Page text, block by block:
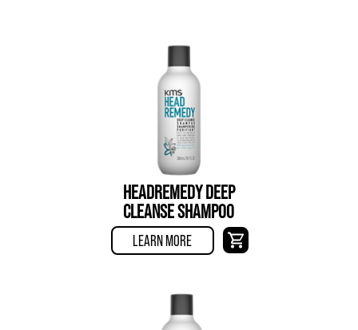
HEADREMEDY DEEP
CLEANSE SHAMPOO
LEARN MORE